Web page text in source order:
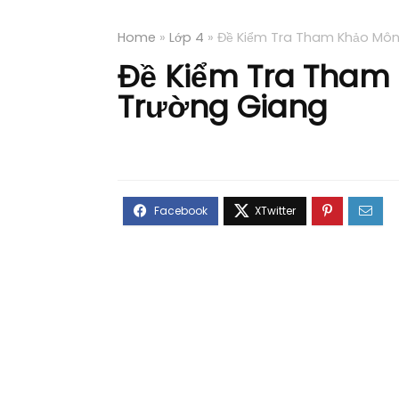
Home » Lớp 4 » Đề Kiểm Tra Tham Khảo
Đề Kiểm Tra
Trường Giang